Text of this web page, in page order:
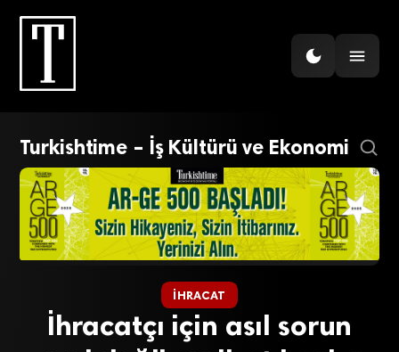
Turkishtime – İş Kültürü ve Ekonomi
İHRACAT
İhracatçı için asıl sorun